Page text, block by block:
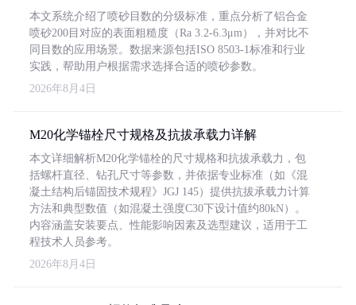
本文系统介绍了喷砂目数的分级标准，重点分析了铝合金
喷砂200目对应的表面粗糙度（Ra 3.2-6.3μm），并对比不
同目数的应用场景。数据来源包括ISO 8503-1标准和行业
实践，帮助用户根据需求选择合适的喷砂参数。
2026年8月4日
M20化学锚栓尺寸规格及抗拔承载力详解
本文详细解析M20化学锚栓的尺寸规格和抗拔承载力，包
括螺杆直径、钻孔尺寸等参数，并依据专业标准（如《混
凝土结构后锚固技术规程》JGJ 145）提供抗拔承载力计算
方法和典型数值（如混凝土强度C30下设计值约80kN）。
内容涵盖安装要点、性能影响因素及选型建议，适用于工
程技术人员参考。
2026年8月4日